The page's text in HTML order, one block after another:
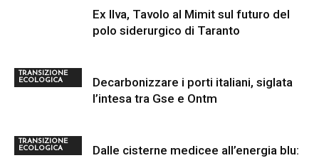
TRANSIZIONE
ECOLOGICA
Ex Ilva, Tavolo al Mimit sul futuro del
polo siderurgico di Taranto
TRANSIZIONE
ECOLOGICA
Decarbonizzare i porti italiani, siglata
l’intesa tra Gse e Ontm
Dalle cisterne medicee all’energia blu: